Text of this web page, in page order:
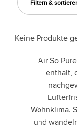
Filtern &
Keine Produkte
Air So
enthält,
Wohnklima.
und